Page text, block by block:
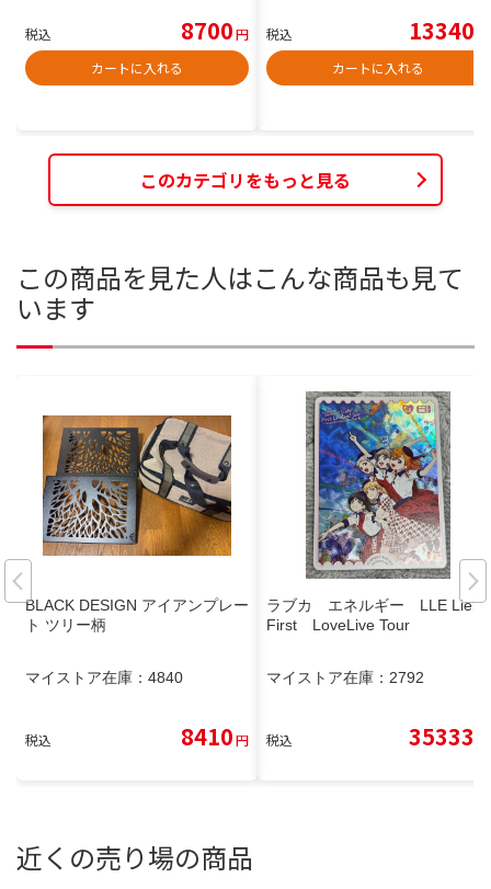
税込 8700円
カートに入れる
税込 13340
カートに入れる
このカテゴリをもっと見る
この商品を見た人はこんな商品も見て
います
BLACK DESIGN アイアンプレー
ト ツリー柄
マイストア在庫： 4840
税込 8410円
ラブカ エネルギー LLE Liella
First LoveLive Tour
マイストア在庫： 2792
税込 35333
近くの売り場の商品